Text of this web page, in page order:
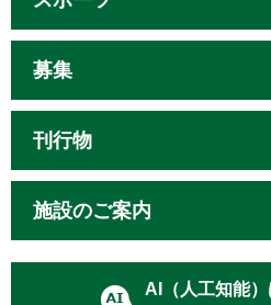
募集
刊行物
施設のご案内
AI（人工知能）